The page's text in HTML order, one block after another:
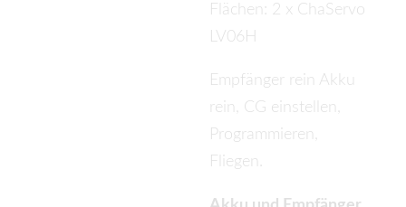
Flächen: 2 x ChaServo
LV06H
Empfänger rein Akku
rein, CG einstellen,
Programmieren,
Fliegen.